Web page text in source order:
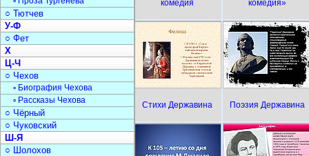
комедия
комедия»
Стихи Державина Поэзия Державина
○ Тютчев
У-Ф
○ Фет
Х
Ц-Ч
○ Чехов
▫ Биография Чехова
▫ Рассказы Чехова
○ Чёрный
○ Чуковский
Ш-Я
○ Шолохов